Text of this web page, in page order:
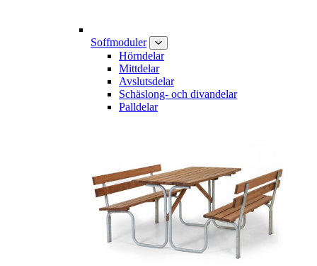
Soffmoduler
Hörndelar
Mittdelar
Avslutsdelar
Schäslong- och divandelar
Palldelar